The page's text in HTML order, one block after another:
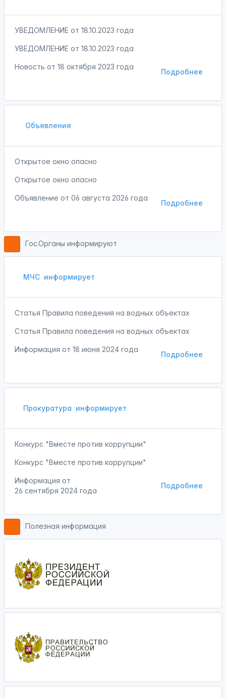
УВЕДОМЛЕНИЕ от 18.10.2023 года
УВЕДОМЛЕНИЕ от 18.10.2023 года
Подробнее
Новость от 18 октября 2023 года
Объявления
Открытое окно опасно
Открытое окно опасно
Подробнее
Объявление от 06 августа 2026 года
Гос.Органы информируют
МЧС информирует
Статья Правила поведения на водных объектах
Статья Правила поведения на водных объектах
Подробнее
Информация от 18 июня 2024 года
Прокуратура информирует
Конкурс "Вместе против коррупции"
Конкурс "Вместе против коррупции"
Подробнее
Информация от
26 сентября 2024 года
Полезная информация